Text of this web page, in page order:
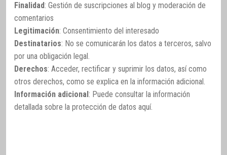
Finalidad: Gestión de suscripciones al blog y moderación de
comentarios
Legitimación: Consentimiento del interesado
Destinatarios: No se comunicarán los datos a terceros, salvo
por una obligación legal.
Derechos: Acceder, rectificar y suprimir los datos, así como
otros derechos, como se explica en la información adicional.
Información adicional : Puede consultar la información
detallada sobre la protección de datos aquí.